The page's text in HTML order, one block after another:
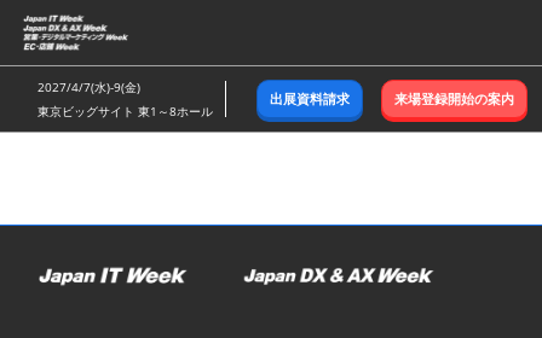
ス
キ
ッ
し
む
2027/4/7(水)-9(金)
東京ビッグサイト 東1～8ホール
出展資料請求 来場登録開始の案内